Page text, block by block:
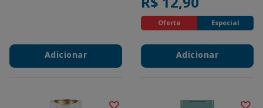
Adicionar
Oferta Especial
Adicionar